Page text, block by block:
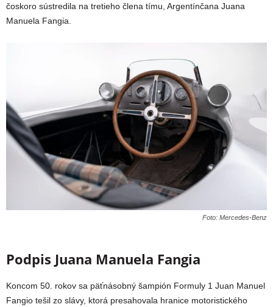
čoskoro sústredila na tretieho člena tímu, Argentínčana Juana
Manuela Fangia.
Foto: Mercedes-Benz
Podpis Juana Manuela Fangia
Koncom 50. rokov sa päťnásobný šampión Formuly 1 Juan Manuel
Fangio tešil zo slávy, ktorá presahovala hranice motoristického